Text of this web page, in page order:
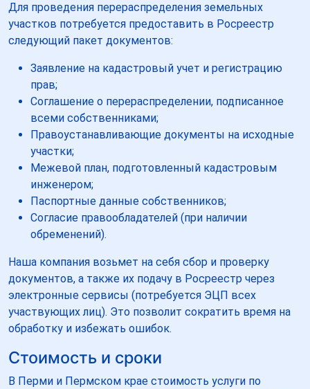
Для проведения перераспределения земельных
участков потребуется предоставить в Росреестр
следующий пакет документов:
Заявление на кадастровый учет и регистрацию
прав;
Соглашение о перераспределении, подписанное
всеми собственниками;
Правоустанавливающие документы на исходные
участки;
Межевой план, подготовленный кадастровым
инженером;
Паспортные данные собственников;
Согласие правообладателей (при наличии
обременений).
Наша компания возьмет на себя сбор и проверку
документов, а также их подачу в Росреестр через
электронные сервисы (потребуется ЭЦП всех
участвующих лиц). Это позволит сократить время на
обработку и избежать ошибок.
Стоимость и сроки
В Перми и Пермском крае стоимость услуги по